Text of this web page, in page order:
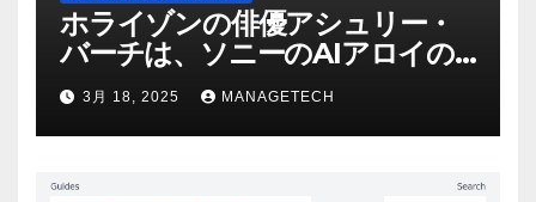
ホライゾンの俳優アシュリー・
バーチは、ソニーのAIアロイの
ビデオを見て「ゲームパフォー
マンスという芸術形式に不安を
感じた」と語る – IGN
3月 18, 2025 MANAGETECH